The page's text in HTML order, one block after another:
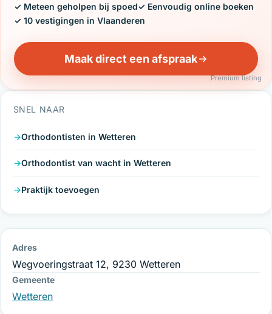
✓ Meteen geholpen bij spoed✓ Eenvoudig online boeken
✓ 10 vestigingen in Vlaanderen
Maak direct een afspraak
Premium listing
SNEL NAAR
Orthodontisten in Wetteren
Orthodontist van wacht in Wetteren
Praktijk toevoegen
Adres
Wegvoeringstraat 12, 9230 Wetteren
Gemeente
Wetteren